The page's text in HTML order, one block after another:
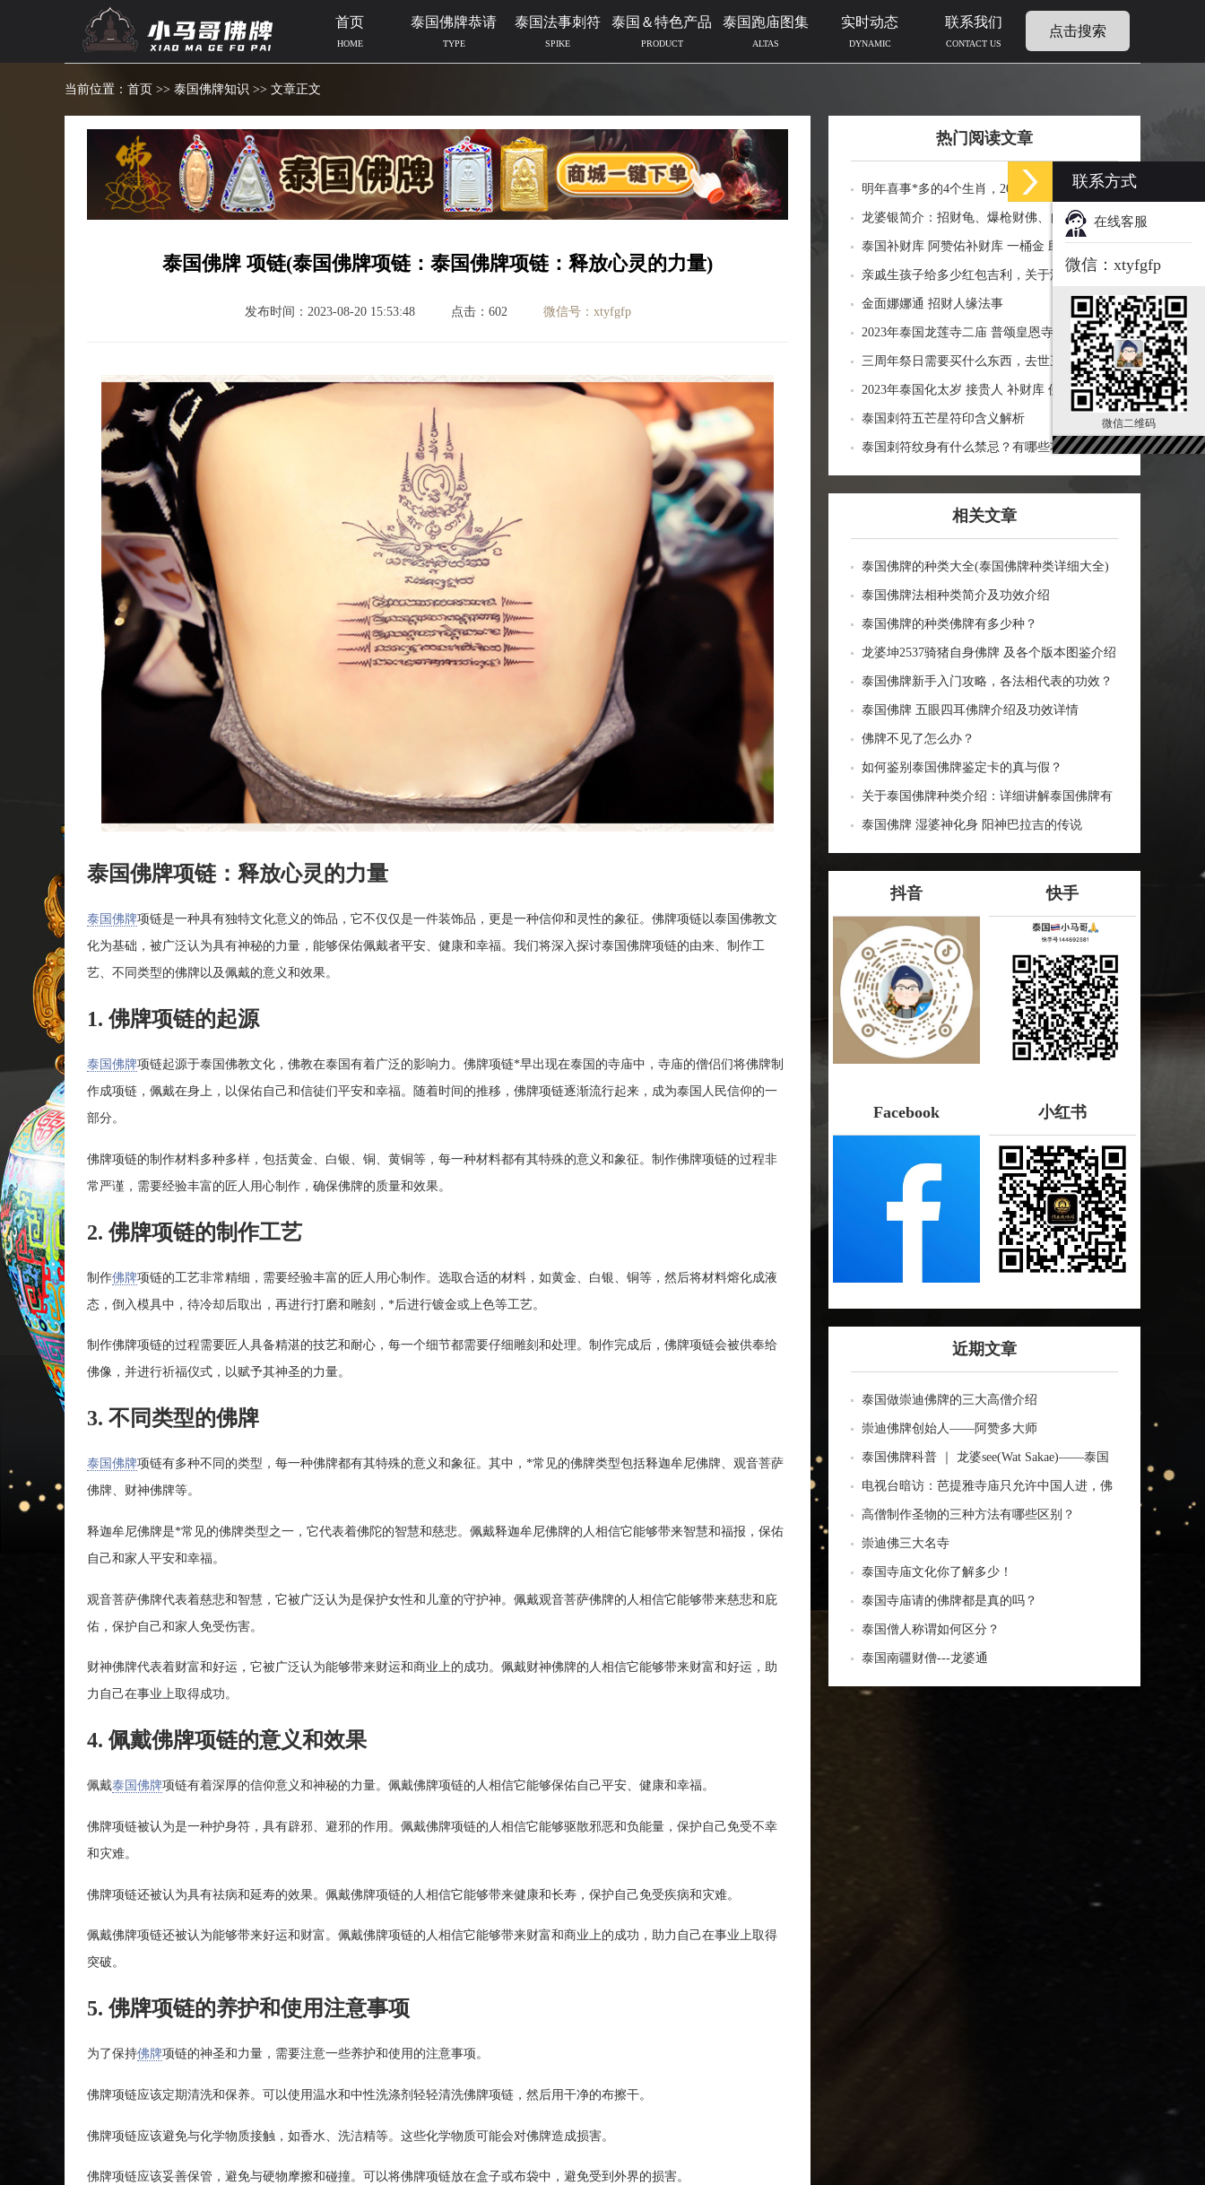
首页
HOME
泰国佛牌恭请
TYPE
泰国法事刺符
SPIKE
泰国＆特色产品
PRODUCT
泰国跑庙图集
ALTAS
实时动态
DYNAMIC
联系我们
CONTACT US
点击搜索
当前位置： 首页 >> 泰国佛牌知识 >> 文章正文
泰国佛牌 项链(泰国佛牌项链：泰国佛牌项链：释放心灵的力量)
发布时间：2023-08-20 15:53:48 点击：602 微信号：xtyfgfp
泰国佛牌项链：释放心灵的力量
泰国佛牌项链是一种具有独特文化意义的饰品，它不仅仅是一件装饰品，更是一种信仰和灵性的象征。佛牌项链以泰国佛教文
化为基础，被广泛认为具有神秘的力量，能够保佑佩戴者平安、健康和幸福。我们将深入探讨泰国佛牌项链的由来、制作工
艺、不同类型的佛牌以及佩戴的意义和效果。
1. 佛牌项链的起源
泰国佛牌项链起源于泰国佛教文化，佛教在泰国有着广泛的影响力。佛牌项链*早出现在泰国的寺庙中，寺庙的僧侣们将佛牌制
作成项链，佩戴在身上，以保佑自己和信徒们平安和幸福。随着时间的推移，佛牌项链逐渐流行起来，成为泰国人民信仰的一
部分。
佛牌项链的制作材料多种多样，包括黄金、白银、铜、黄铜等，每一种材料都有其特殊的意义和象征。制作佛牌项链的过程非
常严谨，需要经验丰富的匠人用心制作，确保佛牌的质量和效果。
2. 佛牌项链的制作工艺
制作佛牌项链的工艺非常精细，需要经验丰富的匠人用心制作。选取合适的材料，如黄金、白银、铜等，然后将材料熔化成液
态，倒入模具中，待冷却后取出，再进行打磨和雕刻，*后进行镀金或上色等工艺。
制作佛牌项链的过程需要匠人具备精湛的技艺和耐心，每一个细节都需要仔细雕刻和处理。制作完成后，佛牌项链会被供奉给
佛像，并进行祈福仪式，以赋予其神圣的力量。
3. 不同类型的佛牌
泰国佛牌项链有多种不同的类型，每一种佛牌都有其特殊的意义和象征。其中，*常见的佛牌类型包括释迦牟尼佛牌、观音菩萨
佛牌、财神佛牌等。
释迦牟尼佛牌是*常见的佛牌类型之一，它代表着佛陀的智慧和慈悲。佩戴释迦牟尼佛牌的人相信它能够带来智慧和福报，保佑
自己和家人平安和幸福。
观音菩萨佛牌代表着慈悲和智慧，它被广泛认为是保护女性和儿童的守护神。佩戴观音菩萨佛牌的人相信它能够带来慈悲和庇
佑，保护自己和家人免受伤害。
财神佛牌代表着财富和好运，它被广泛认为能够带来财运和商业上的成功。佩戴财神佛牌的人相信它能够带来财富和好运，助
力自己在事业上取得成功。
4. 佩戴佛牌项链的意义和效果
佩戴泰国佛牌项链有着深厚的信仰意义和神秘的力量。佩戴佛牌项链的人相信它能够保佑自己平安、健康和幸福。
佛牌项链被认为是一种护身符，具有辟邪、避邪的作用。佩戴佛牌项链的人相信它能够驱散邪恶和负能量，保护自己免受不幸
和灾难。
佛牌项链还被认为具有祛病和延寿的效果。佩戴佛牌项链的人相信它能够带来健康和长寿，保护自己免受疾病和灾难。
佩戴佛牌项链还被认为能够带来好运和财富。佩戴佛牌项链的人相信它能够带来财富和商业上的成功，助力自己在事业上取得
突破。
5. 佛牌项链的养护和使用注意事项
为了保持佛牌项链的神圣和力量，需要注意一些养护和使用的注意事项。
佛牌项链应该定期清洗和保养。可以使用温水和中性洗涤剂轻轻清洗佛牌项链，然后用干净的布擦干。
佛牌项链应该避免与化学物质接触，如香水、洗洁精等。这些化学物质可能会对佛牌造成损害。
佛牌项链应该妥善保管，避免与硬物摩擦和碰撞。可以将佛牌项链放在盒子或布袋中，避免受到外界的损害。
热门阅读文章
明年喜事*多的4个生肖，2024年什么生肖福运
临门好事连连
龙婆银简介：招财龟、爆枪财佛、自身佛牌的
功效介绍
泰国补财库 阿赞佑补财库 一桶金 助力生意财
运财富
亲戚生孩子给多少红包吉利，关于添丁份子钱
风水讲究
金面娜娜通 招财人缘法事
2023年泰国龙莲寺二庙 普颂皇恩寺化太岁 接
贵人 补财库 佛历2566年
三周年祭日需要买什么东西，去世三周年祭祀
用品风水
2023年泰国化太岁 接贵人 补财库 佛历2566年
泰国刺符五芒星符印含义解析
泰国刺符纹身有什么禁忌？有哪些功效？
相关文章
泰国佛牌的种类大全(泰国佛牌种类详细大全)
泰国佛牌法相种类简介及功效介绍
泰国佛牌的种类佛牌有多少种？
龙婆坤2537骑猪自身佛牌 及各个版本图鉴介绍
泰国佛牌新手入门攻略，各法相代表的功效？
泰国佛牌 五眼四耳佛牌介绍及功效详情
佛牌不见了怎么办？
如何鉴别泰国佛牌鉴定卡的真与假？
关于泰国佛牌种类介绍：详细讲解泰国佛牌有
哪些种类！
泰国佛牌 湿婆神化身 阳神巴拉吉的传说
抖音 快手
Facebook 小红书
近期文章
泰国做崇迪佛牌的三大高僧介绍
崇迪佛牌创始人——阿赞多大师
泰国佛牌科普 ｜ 龙婆see(Wat Sakae)——泰国
四面神前三高僧
电视台暗访：芭提雅寺庙只允许中国人进，佛
牌高于常价100多倍！
高僧制作圣物的三种方法有哪些区别？
崇迪佛三大名寺
泰国寺庙文化你了解多少！
泰国寺庙请的佛牌都是真的吗？
泰国僧人称谓如何区分？
泰国南疆财僧---龙婆通
联系方式
在线客服
微信：xtyfgfp
微信二维码